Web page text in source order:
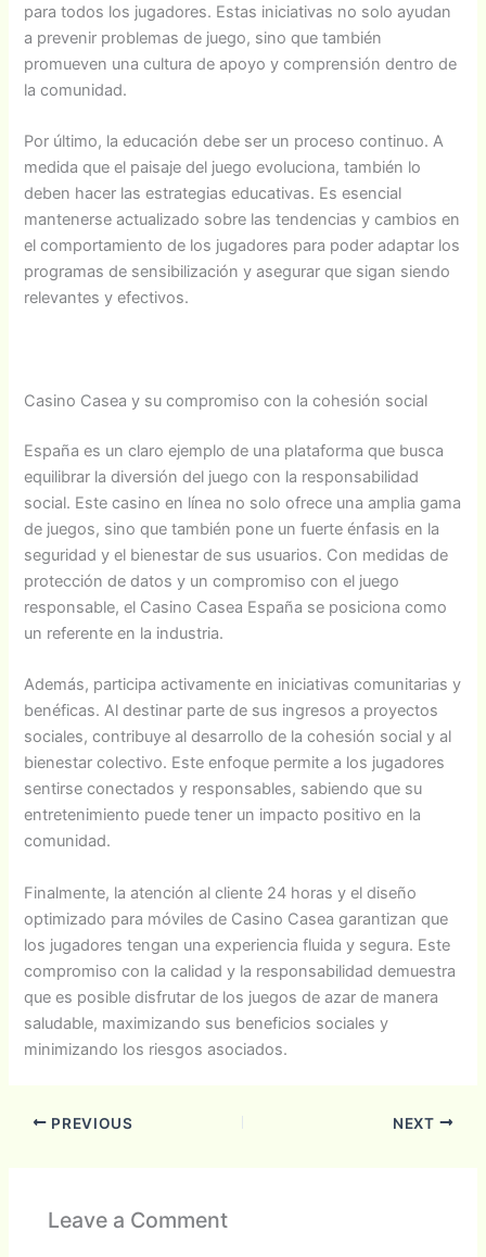
para todos los jugadores. Estas iniciativas no solo ayudan
a prevenir problemas de juego, sino que también
promueven una cultura de apoyo y comprensión dentro de
la comunidad.
Por último, la educación debe ser un proceso continuo. A
medida que el paisaje del juego evoluciona, también lo
deben hacer las estrategias educativas. Es esencial
mantenerse actualizado sobre las tendencias y cambios en
el comportamiento de los jugadores para poder adaptar los
programas de sensibilización y asegurar que sigan siendo
relevantes y efectivos.
Casino Casea y su compromiso con la cohesión social
España es un claro ejemplo de una plataforma que busca
equilibrar la diversión del juego con la responsabilidad
social. Este casino en línea no solo ofrece una amplia gama
de juegos, sino que también pone un fuerte énfasis en la
seguridad y el bienestar de sus usuarios. Con medidas de
protección de datos y un compromiso con el juego
responsable, el Casino Casea España se posiciona como
un referente en la industria.
Además, participa activamente en iniciativas comunitarias y
benéficas. Al destinar parte de sus ingresos a proyectos
sociales, contribuye al desarrollo de la cohesión social y al
bienestar colectivo. Este enfoque permite a los jugadores
sentirse conectados y responsables, sabiendo que su
entretenimiento puede tener un impacto positivo en la
comunidad.
Finalmente, la atención al cliente 24 horas y el diseño
optimizado para móviles de Casino Casea garantizan que
los jugadores tengan una experiencia fluida y segura. Este
compromiso con la calidad y la responsabilidad demuestra
que es posible disfrutar de los juegos de azar de manera
saludable, maximizando sus beneficios sociales y
minimizando los riesgos asociados.
PREVIOUS NEXT
Leave a Comment